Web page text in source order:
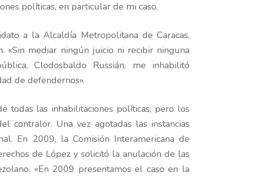
políticas, en particular de mi caso.
a la Alcaldía Metropolitana de Caracas,
«Sin mediar ningún juicio ni recibir ninguna
Clodosbaldo Russián, me inhabilitó
de defendernos».
todas las inhabilitaciones políticas; pero los
contralor. Una vez agotadas las instancias
En 2009, la Comisión Interamericana de
de López y solicitó la anulación de las
«En 2009 presentamos el caso en la